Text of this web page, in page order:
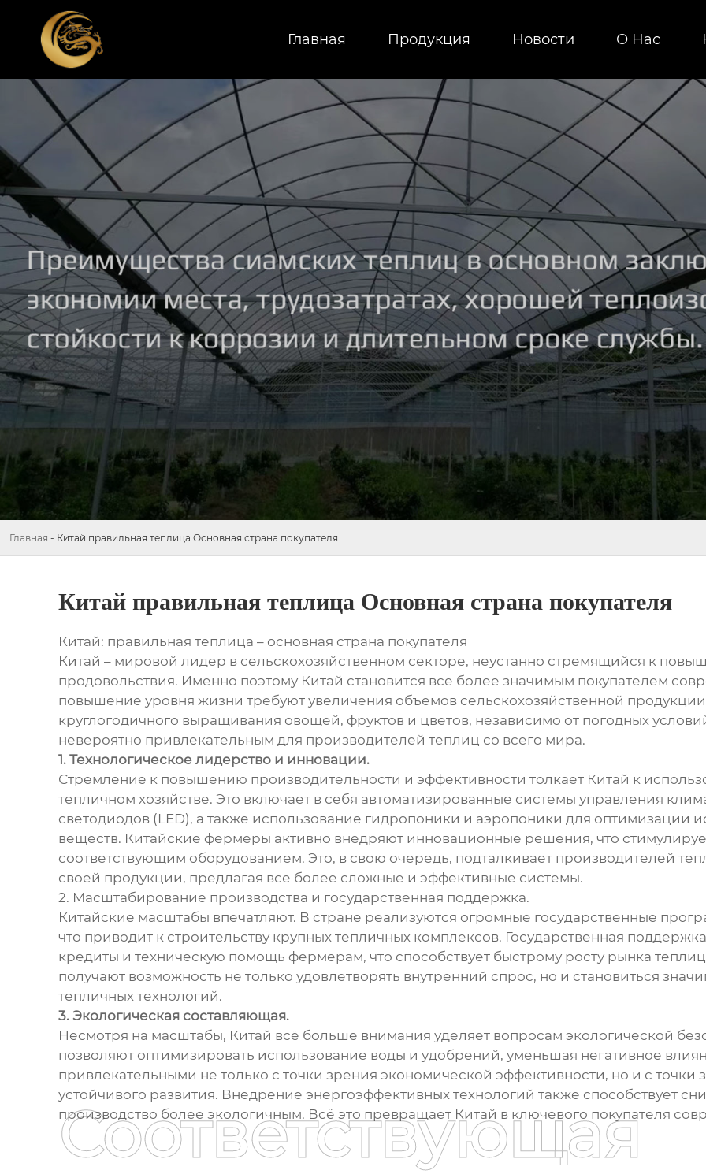
Главная Продукция Новости О Hас
Главная - Китай правильная теплица Основная страна покупателя
Китай правильная теплица Основная страна покупателя
Китай: правильная теплица – основная страна покупателя
Китай – мировой лидер в сельскохозяйственном секторе, неустанно стремящийся к
продовольствия. Именно поэтому Китай становится все более значимым покупателем
повышение уровня жизни требуют увеличения объемов сельскохозяйственной
круглогодичного выращивания овощей, фруктов и цветов, независимо от погодных
невероятно привлекательным для производителей теплиц со всего мира.
1. Технологическое лидерство и инновации.
Стремление к повышению производительности и эффективности толкает Китай к
тепличном хозяйстве. Это включает в себя автоматизированные системы управления
светодиодов (LED), а также использование гидропоники и аэропоники для оптимизации
веществ. Китайские фермеры активно внедряют инновационные решения, что
соответствующим оборудованием. Это, в свою очередь, подталкивает производителей
своей продукции, предлагая все более сложные и эффективные системы.
2. Масштабирование производства и государственная поддержка.
Китайские масштабы впечатляют. В стране реализуются огромные государственные
что приводит к строительству крупных тепличных комплексов. Государственная
кредиты и техническую помощь фермерам, что способствует быстрому росту рынка
получают возможность не только удовлетворять внутренний спрос, но и становиться
тепличных технологий.
3. Экологическая составляющая.
Несмотря на масштабы, Китай всё больше внимания уделяет вопросам экологической
позволяют оптимизировать использование воды и удобрений, уменьшая негативное
привлекательными не только с точки зрения экономической эффективности, но и с точки
устойчивого развития. Внедрение энергоэффективных технологий также способствует
производство более экологичным. Всё это превращает Китай в ключевого покупателя
Соответствующая